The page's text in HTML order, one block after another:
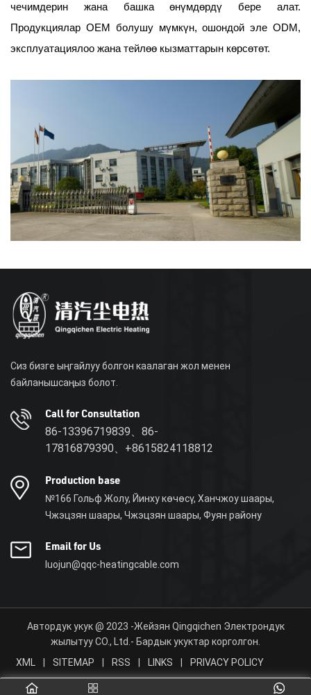
чечимдерин жана башка өнүмдөрдү бере алат.
Продукциялар OEM болушу мүмкүн, ошондой эле ODM,
эксплуатациялоо жана тейлөө кызматтарын көрсөтөт.
Сиз бизге ыңгайлуу болгон каалаган жол менен
байланышсаңыз болот.
Call for Consultation
86-13396719839、86-
17816879390、+8615824118812
Production base
№166 Гольф Жолу, Йинху көчөсү, Ханчжоу шаары,
Чжэцзян шаары, Чжэцзян шаары, Фуян району
Email for Us
luojun@qqc-heatingcable.com
Автордук укук @ 2023 -Жейзян Qingqichen Электрондук
жылытуу CO., Ltd.- Бардык укуктар корголгон.
XML
SITEMAP RSS LINKS PRIVACY POLICY